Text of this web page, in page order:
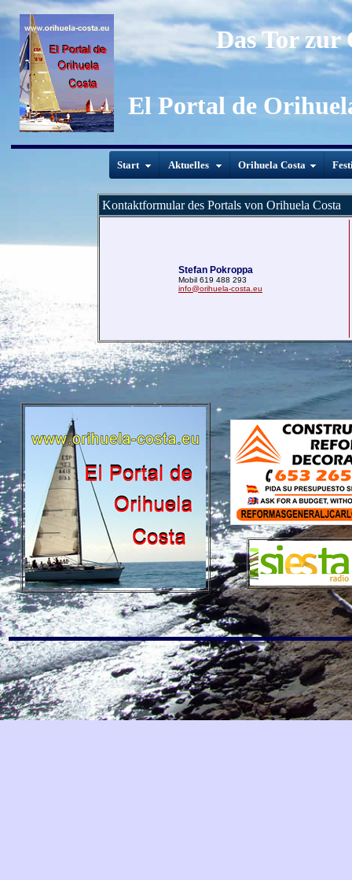
Das Tor zur
El Portal de
Start Aktuelles Orihuela Costa
Kontaktformular des Portals von Orihuela Costa
Stefan Pokroppa
Mobil 619 488 293
info@orihuela-costa.eu